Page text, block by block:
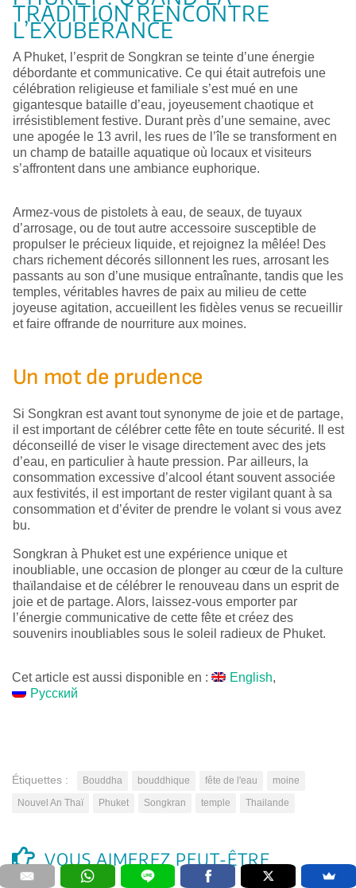
TRADITION RENCONTRE
L’EXUBÉRANCE
A Phuket, l’esprit de Songkran se teinte d’une énergie
débordante et communicative. Ce qui était autrefois une
célébration religieuse et familiale s’est mué en une
gigantesque bataille d’eau, joyeusement chaotique et
irrésistiblement festive. Durant près d’une semaine, avec
une apogée le 13 avril, les rues de l’île se transforment en
un champ de bataille aquatique où locaux et visiteurs
s’affrontent dans une ambiance euphorique.
Armez-vous de pistolets à eau, de seaux, de tuyaux
d’arrosage, ou de tout autre accessoire susceptible de
propulser le précieux liquide, et rejoignez la mêlée! Des
chars richement décorés sillonnent les rues, arrosant les
passants au son d’une musique entraînante, tandis que les
temples, véritables havres de paix au milieu de cette
joyeuse agitation, accueillent les fidèles venus se recueillir
et faire offrande de nourriture aux moines.
Un mot de prudence
Si Songkran est avant tout synonyme de joie et de partage,
il est important de célébrer cette fête en toute sécurité. Il est
déconseillé de viser le visage directement avec des jets
d’eau, en particulier à haute pression. Par ailleurs, la
consommation excessive d’alcool étant souvent associée
aux festivités, il est important de rester vigilant quant à sa
consommation et d’éviter de prendre le volant si vous avez
bu.
Songkran à Phuket est une expérience unique et
inoubliable, une occasion de plonger au cœur de la culture
thaïlandaise et de célébrer le renouveau dans un esprit de
joie et de partage. Alors, laissez-vous emporter par
l’énergie communicative de cette fête et créez des
souvenirs inoubliables sous le soleil radieux de Phuket.
Cet article est aussi disponible en :
English
Русский
Étiquettes : Bouddha bouddhique fête de l'eau
moine
Nouvel An Thaï
Phuket Songkran temple Thailande
VOUS AIMEREZ PEUT-ÊTRE ...